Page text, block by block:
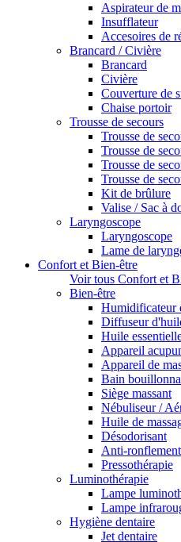
Aspirateur de
Insufflateur
Accesoires de
Brancard / Civière
Brancard
Civière
Couverture de
Chaise portoir
Trousse de secours
Trousse de
Trousse de
Trousse de
Trousse de
Kit de brûlure
Valise / Sac à
Laryngoscope
Laryngoscope
Lame de
Confort et Bien-être
Voir tous Confort et
Bien-être
Humidificateur
Diffuseur
Huile
Appareil
Appareil de
Bain
Siège massant
Nébuliseur /
Huile de
Désodorisant
Anti-
Pressothérapie
Luminothérapie
Lampe
Lampe
Hygiène dentaire
Jet dentaire